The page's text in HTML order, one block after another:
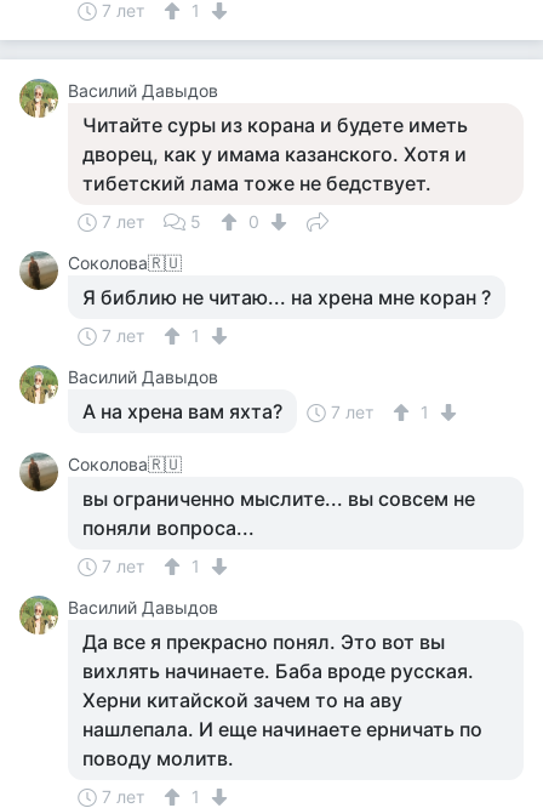
7 лет 1
Василий Давыдов
Читайте суры из корана и будете иметь
дворец, как у имама казанского. Хотя и
тибетский лама тоже не бедствует.
7 лет 5
0
Соколова🇷🇺
Я библию не читаю... на хрена мне коран ?
7 лет
1
Василий Давыдов
А на хрена вам яхта? 7 лет 1
Соколова🇷🇺
вы ограниченно мыслите... вы совсем не
поняли вопроса...
7 лет
1
Василий Давыдов
Да все я прекрасно понял. Это вот вы
вихлять начинаете. Баба вроде русская.
Херни китайской зачем то на аву
нашлепала. И еще начинаете ерничать по
поводу молитв.
7 лет
1